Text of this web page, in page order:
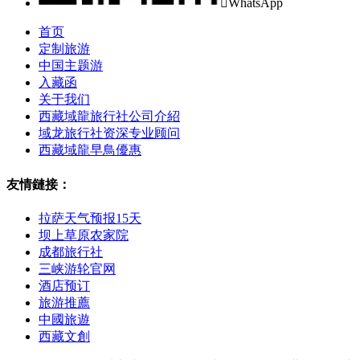
WhatsApp
首页
定制旅游
中国主题游
入藏函
关于我们
西藏域龍旅行社公司介紹
域龙旅行社资深专业顾问
西藏域龍早鳥優惠
友情鏈接：
拉萨天气预报15天
坝上草原农家院
成都旅行社
三峡游轮官网
酒店预订
旅游推薦
中國旅遊
西藏文創